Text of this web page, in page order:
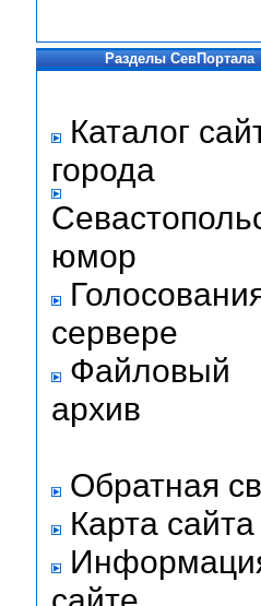
Разделы СевПортала
Каталог
города
юмор
сервере
Файловый
архив
Обратная
Карта сайта